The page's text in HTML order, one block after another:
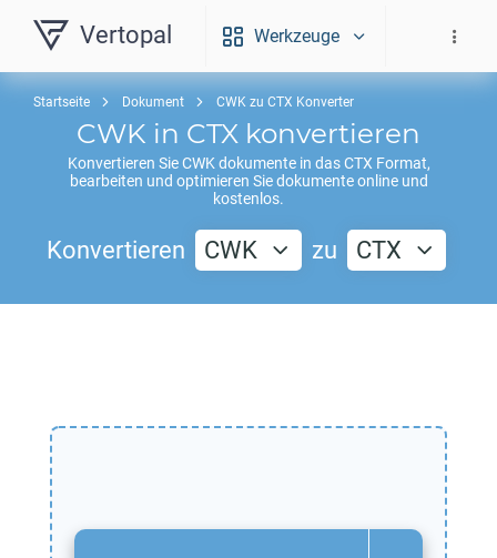
Vertopal Werkzeuge
Startseite Dokument CWK zu CTX Konverter
CWK in CTX konvertieren
Konvertieren SieCWK dokumente in dasCTX Format,
bearbeiten und optimieren Sie dokumente online und
kostenlos.
Konvertieren CWK zu CTX